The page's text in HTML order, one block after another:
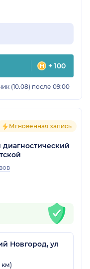
+ 100
(10.08) после 09:00
Мгновенная запись
Новгород, ул
км)